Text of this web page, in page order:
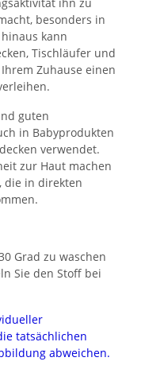
besonders in
kann
Tischläufer und
Zuhause einen
guten
in Babyprodukten
verwendet.
zur Haut machen
die in direkten
Grad zu waschen
Sie den Stoff bei
tatsächlichen
abweichen.